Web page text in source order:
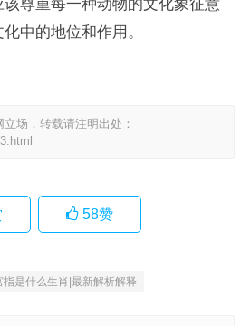
尊重每一种动物的文化象征意
中的地位和作用。
场，转载请注明出处：
58赞
指是什么生肖|最新解析解释